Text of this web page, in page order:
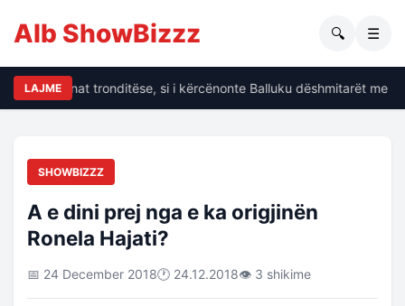
Alb ShowBizzz 🔍 ☰
LAJME
të dhënat tronditëse, si i kërcënonte Balluku dëshmitarët me
SHOWBIZZZ
A e dini prej nga e ka origjinën
Ronela Hajati?
📅 24 December 2018🕐 24.12.2018👁 3 shikime